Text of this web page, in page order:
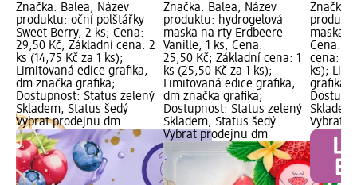
Značka: Balea; Název
produktu: oční polštářky
Sweet Berry, 2 ks; Cena:
29,50 Kč; Základní cena: 2
ks (14,75 Kč za 1 ks);
Limitovaná edice grafika,
dm značka grafika;
Dostupnost: Status zelený
Skladem, Status šedý
Vybrat prodejnu dm
Značka: Balea; Název
produktu: hydrogelová
maska na rty Erdbeere
Vanille, 1 ks; Cena:
25,50 Kč; Základní cena: 1
ks (25,50 Kč za 1 ks);
Limitovaná edice grafika,
dm značka grafika;
Dostupnost: Status zelený
Skladem, Status šedý
Vybrat prodejnu dm
Značka:
maska
Cena:
cena: 1
ks);
grafika,
Vybrat